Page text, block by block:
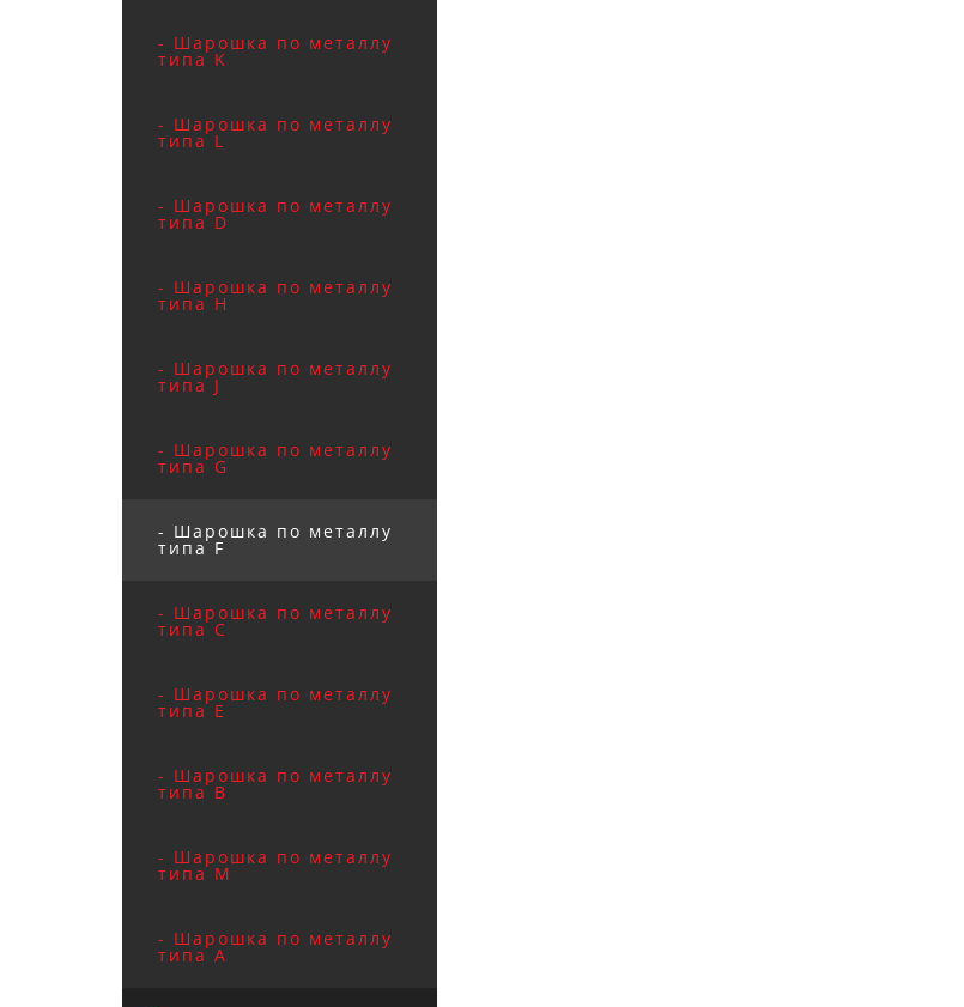
- Шарошка по металлу
типа K
- Шарошка по металлу
типа L
- Шарошка по металлу
типа D
- Шарошка по металлу
типа H
- Шарошка по металлу
типа J
- Шарошка по металлу
типа G
- Шарошка по металлу
типа F
- Шарошка по металлу
типа C
- Шарошка по металлу
типа E
- Шарошка по металлу
типа B
- Шарошка по металлу
типа M
- Шарошка по металлу
типа А